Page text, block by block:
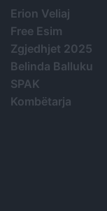
Erion Veliaj
Free Esim
Zgjedhjet 2025
Belinda Balluku
SPAK
Kombëtarja